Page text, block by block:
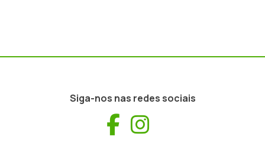
Siga-nos nas redes sociais
Facebook